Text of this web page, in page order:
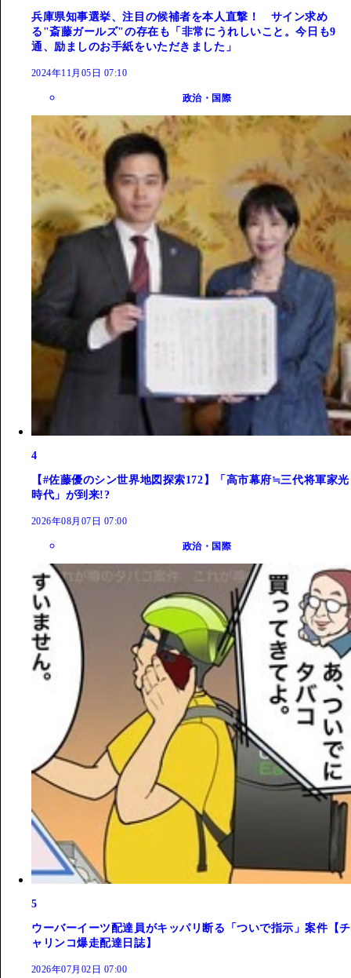
兵庫県知事選挙、注目の候補者を本人直撃！ サイン求め
る"斎藤ガールズ"の存在も「非常にうれしいこと。今日も9
通、励ましのお手紙をいただきました」
2024年11月05日 07:10
政治・国際
4
【#佐藤優のシン世界地図探索172】「高市幕府≒三代将軍家光
時代」が到来!?
2026年08月07日 07:00
政治・国際
5
ウーバーイーツ配達員がキッパリ断る「ついで指示」案件【チ
ャリンコ爆走配達日誌】
2026年07月02日 07:00